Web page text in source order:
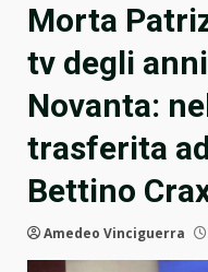
Morta
tv degli
Novanta:
trasferita
Bettino
Amedeo Vinciguerra